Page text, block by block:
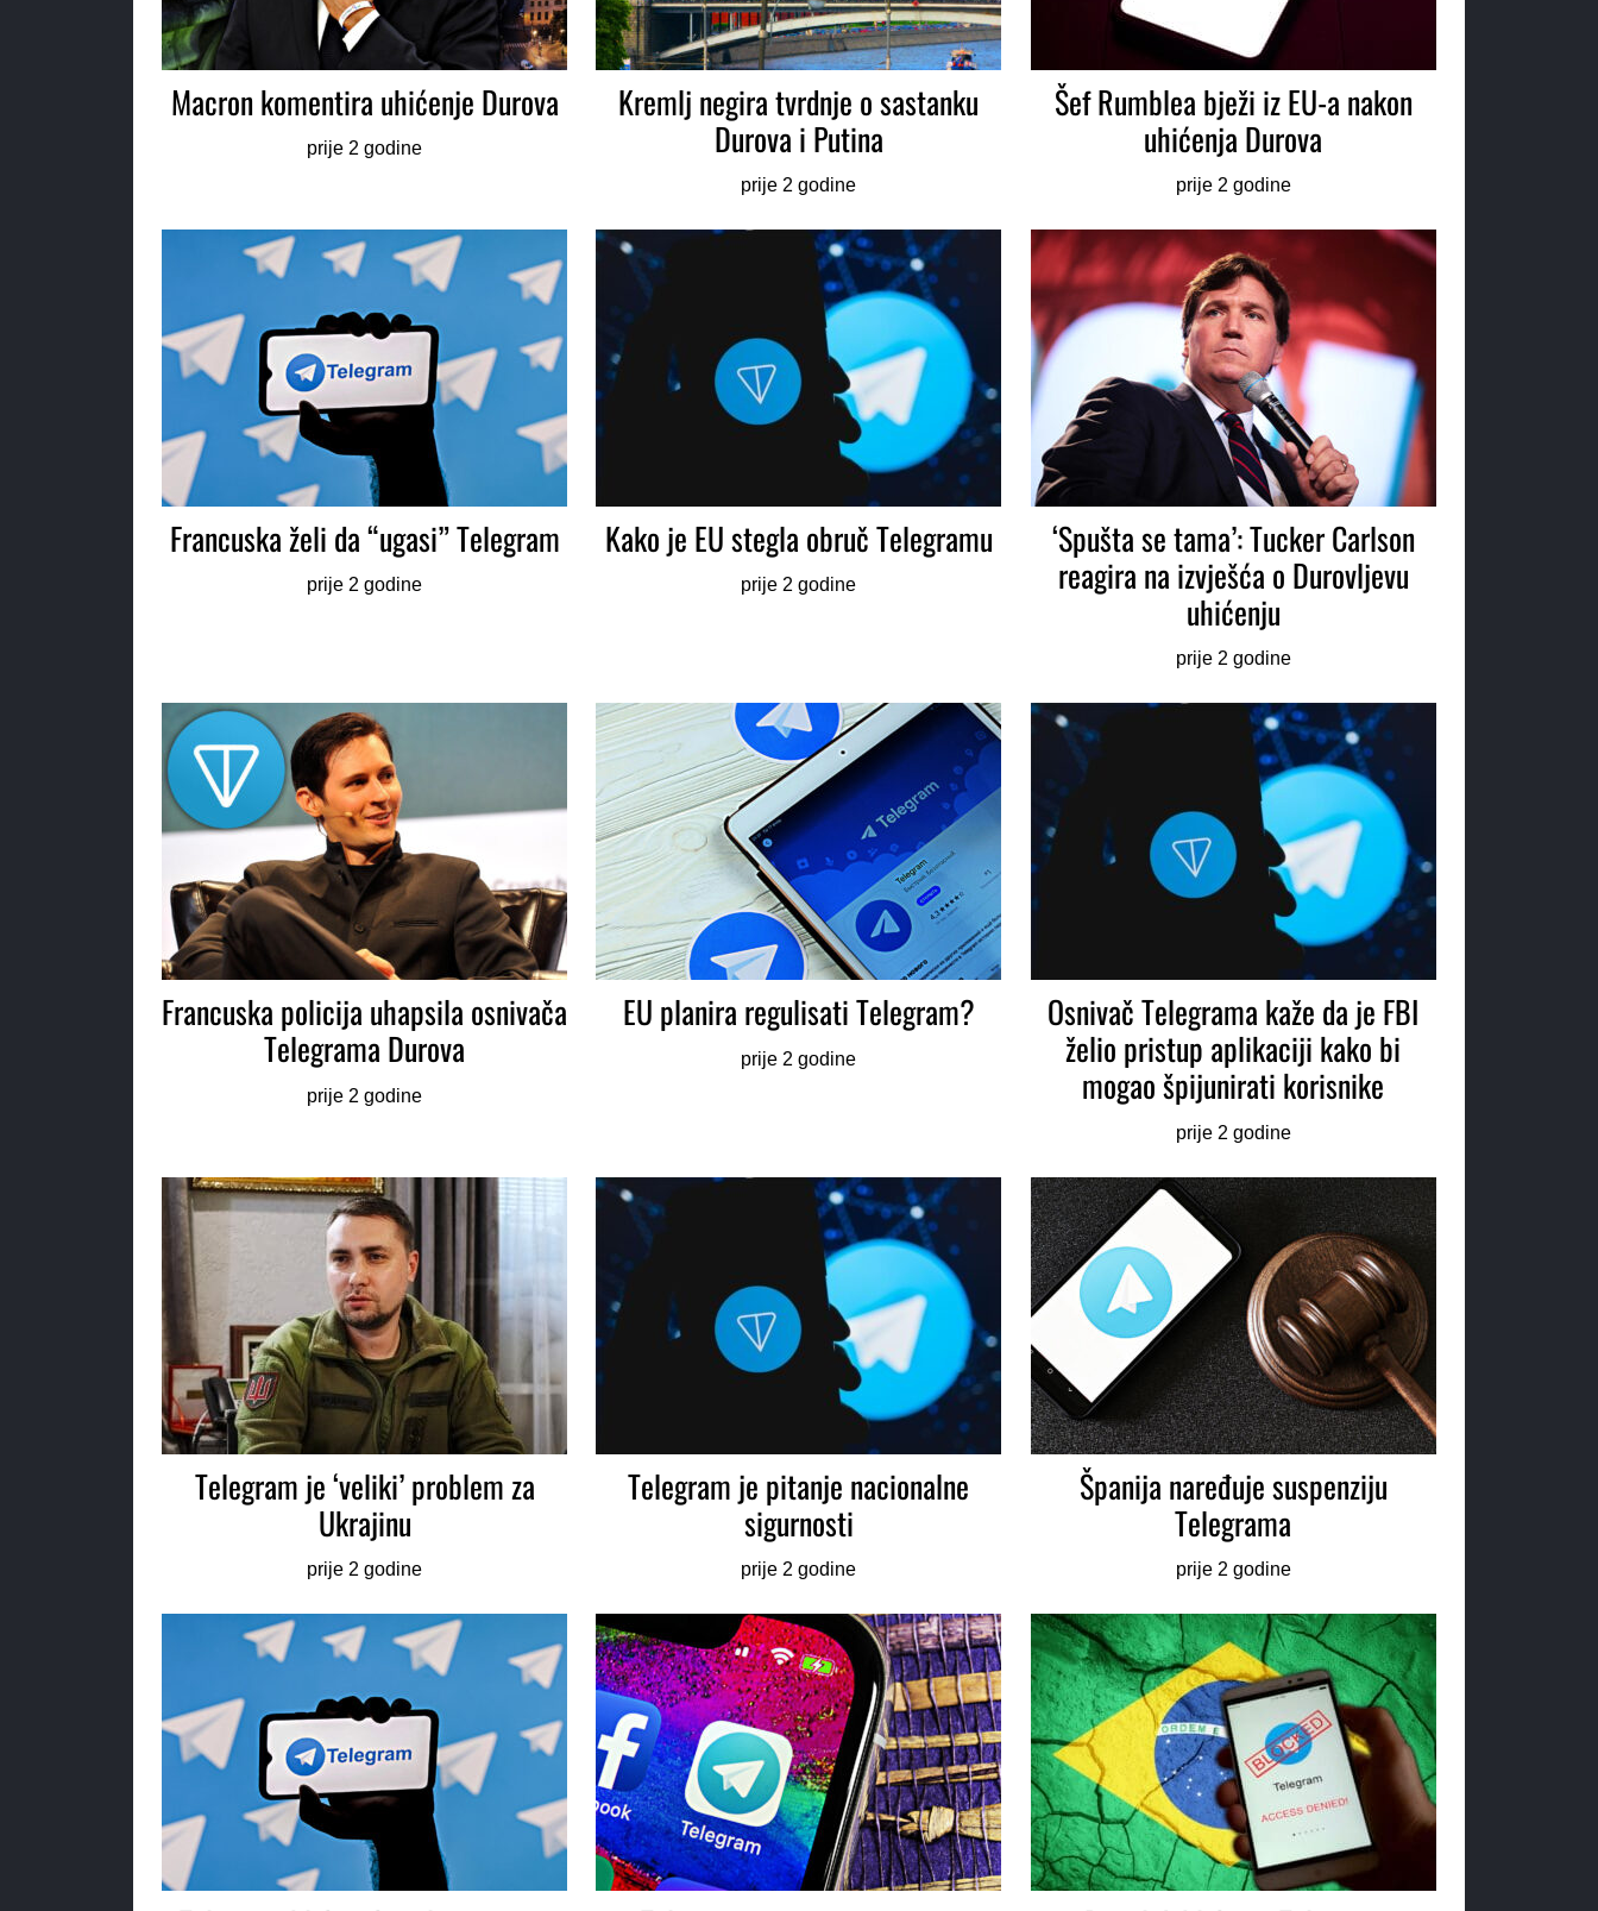
Macron komentira uhićenje Durova
prije 2 godine
Kremlj negira tvrdnje o sastanku
Durova i Putina
prije 2 godine
Šef Rumblea bježi iz EU-a nakon
uhićenja Durova
prije 2 godine
Francuska želi da “ugasi” Telegram
prije 2 godine
Kako je EU stegla obruč Telegramu
prije 2 godine
‘Spušta se tama’: Tucker Carlson
reagira na izvješća o Durovljevu
uhićenju
prije 2 godine
Francuska policija uhapsila osnivača
Telegrama Durova
prije 2 godine
EU planira regulisati Telegram?
prije 2 godine
Osnivač Telegrama kaže da je FBI
želio pristup aplikaciji kako bi
mogao špijunirati korisnike
prije 2 godine
Telegram je ‘veliki’ problem za
Ukrajinu
prije 2 godine
Telegram je pitanje nacionalne
sigurnosti
prije 2 godine
Španija naređuje suspenziju
Telegrama
prije 2 godine